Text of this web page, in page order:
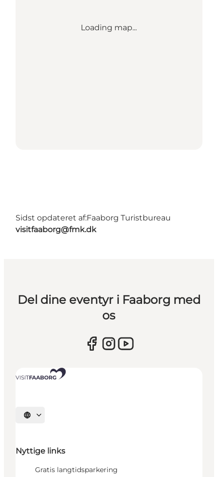
Loading map...
Sidst opdateret af:Faaborg Turistbureau
visitfaaborg@fmk.dk
Del dine eventyr i Faaborg med
os
Vælg sprog
Nyttige links
Gratis langtidsparkering